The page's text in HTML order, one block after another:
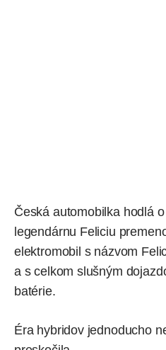
Česká automobilka hodlá
legendárnu Feliciu
elektromobil s názvom
a s celkom slušným
batérie.
Éra hybridov jednoducho